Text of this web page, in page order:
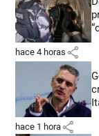
hace 4 horas share
hace 1 hora share